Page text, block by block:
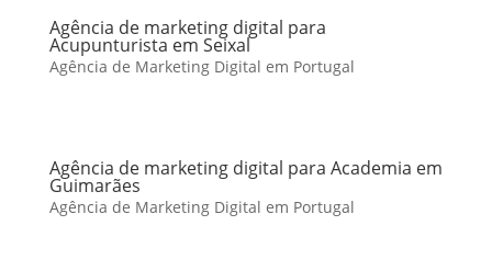
Agência de marketing digital para
Acupunturista em Seixal
Agência de Marketing Digital em Portugal
Agência de marketing digital para Academia em
Guimarães
Agência de Marketing Digital em Portugal